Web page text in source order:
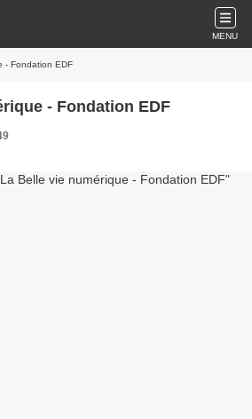
MENU
- Fondation EDF
- Fondation EDF